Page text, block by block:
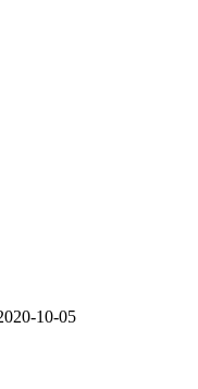
10-05